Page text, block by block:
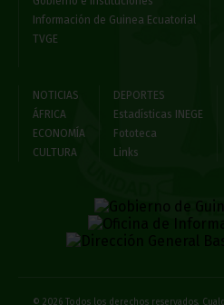
Información de Guinea Ecuatorial
TVGE
NOTICIAS
ÁFRICA
ECONOMÍA
CULTURA
DEPORTES
Estadísticas INEGE
Fototeca
Links
© 2026 Todos los derechos reservados.